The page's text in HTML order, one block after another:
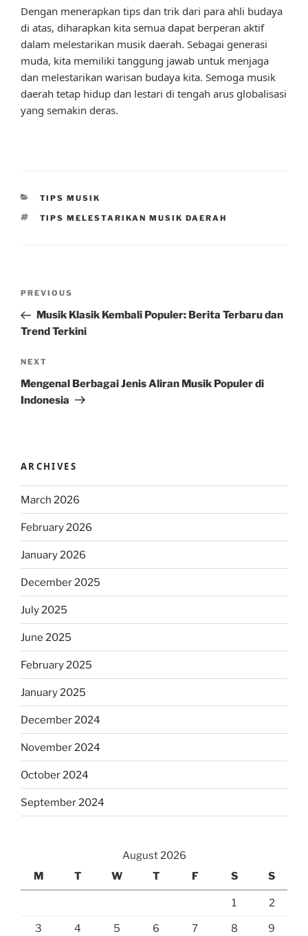
Dengan menerapkan tips dan trik dari para ahli budaya
di atas, diharapkan kita semua dapat berperan aktif
dalam melestarikan musik daerah. Sebagai generasi
muda, kita memiliki tanggung jawab untuk menjaga
dan melestarikan warisan budaya kita. Semoga musik
daerah tetap hidup dan lestari di tengah arus globalisasi
yang semakin deras.
CATEGORIES
TIPS MUSIK
TAGS
TIPS MELESTARIKAN MUSIK DAERAH
Previous
Post
PREVIOUS
Musik Klasik Kembali Populer: Berita Terbaru dan
Trend Terkini
Next
Post
NEXT
Mengenal Berbagai Jenis Aliran Musik Populer di
Indonesia
ARCHIVES
March 2026
February 2026
January 2026
December 2025
July 2025
June 2025
February 2025
January 2025
December 2024
November 2024
October 2024
September 2024
August 2026
M
T W T F S S
1 2
3 4 5 6 7 8 9